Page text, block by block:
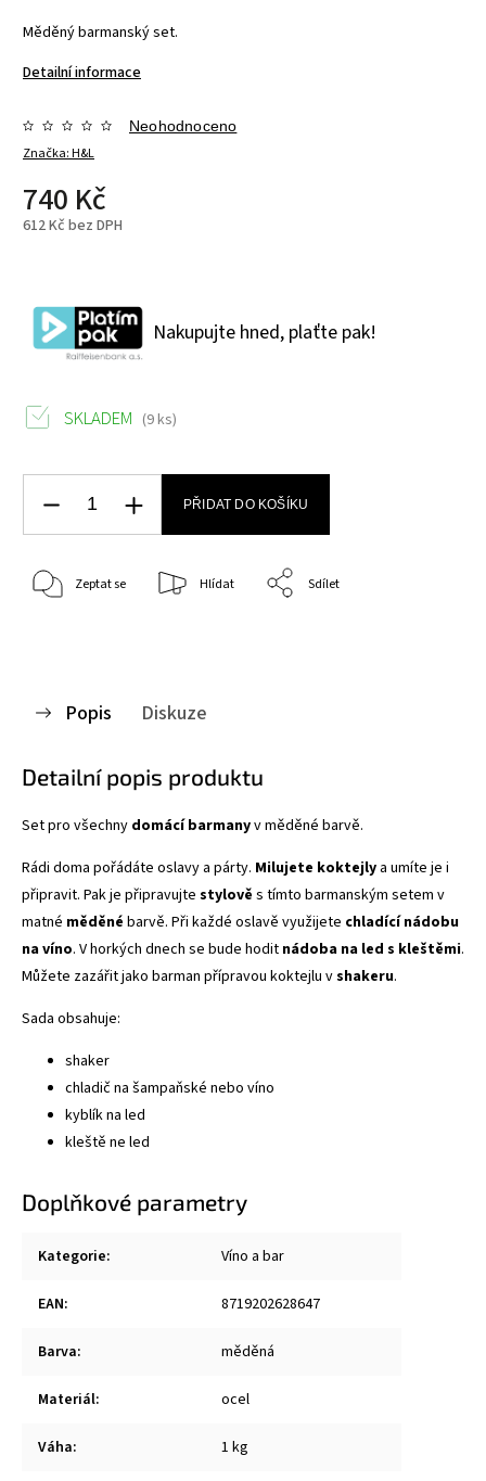
Měděný barmanský set.
Detailní informace
Značka:H&L
Neohodnoceno
740 Kč
612 Kč bez DPH
Nakupujte hned, plaťte pak!
SKLADEM (9 ks)
PŘIDAT DO KOŠÍKU
Zeptat se Hlídat Sdílet
Popis Diskuze
Detailní popis produktu
Set pro všechny domácí barmanyv měděné barvě.
Rádi doma pořádáte oslavy a párty. Milujete koktejly a umíte je i
připravit. Pak je připravujte stylově s tímto barmanským setem v
matné měděné barvě. Při každé oslavě využijete chladící nádobu
na víno. V horkých dnech se bude hodit nádoba na led s kleštěmi.
Můžete zazářit jako barman přípravou koktejlu vshakeru.
Sada obsahuje:
shaker
chladič na šampaňské nebo víno
kyblík na led
kleště ne led
Doplňkové parametry
Kategorie: Víno a bar
EAN: 8719202628647
Barva: měděná
Materiál: ocel
Váha: 1 kg